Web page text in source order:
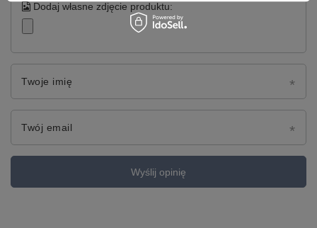
Dodaj własne zdjęcie produktu:
Twoje imię
Twój email
Wyślij opinię